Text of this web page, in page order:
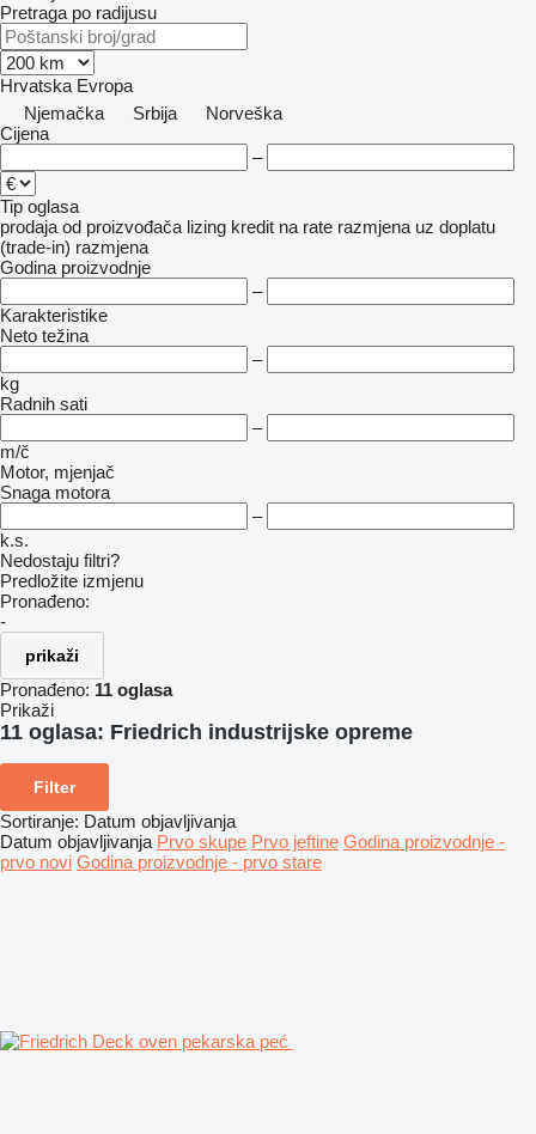
Pretraga po radijusu
Hrvatska Evropa
Njemačka
Srbija
Norveška
Cijena
–
Tip oglasa
prodaja od proizvođača lizing kredit na rate razmjena uz doplatu
(trade-in) razmjena
Godina proizvodnje
–
Karakteristike
Neto težina
–
kg
Radnih sati
–
m/č
Motor, mjenjač
Snaga motora
–
k.s.
Nedostaju filtri?
Predložite izmjenu
Pronađeno:
-
prikaži
Pronađeno: 11 oglasa
Prikaži
11 oglasa: Friedrich industrijske opreme
Filter
Sortiranje: Datum objavljivanja
Datum objavljivanja Prvo skupe Prvo jeftine Godina proizvodnje -
prvo novi Godina proizvodnje - prvo stare